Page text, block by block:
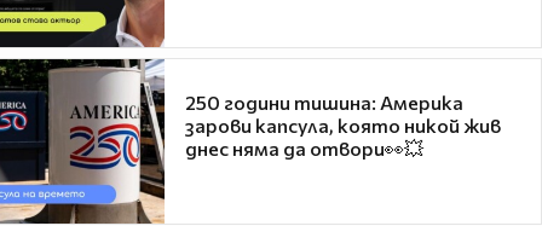
250 години тишина: Америка
зарови капсула, която никой жив
днес няма да отвори👀💥